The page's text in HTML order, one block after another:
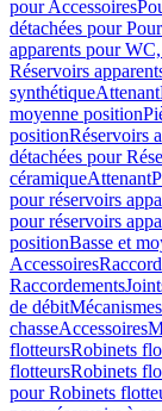
pour Accessoires
détachées pour
apparents pour
Réservoirs
synthétiqueAttenant
moyenne position
positionRéservoirs
détachées pour
céramiqueAttenant
pour réservoirs
pour réservoirs
positionBasse et
Accessoires
Raccordements
de débit
chasseAccessoires
flotteursRobinets
flotteursRobinets
pour Robinets